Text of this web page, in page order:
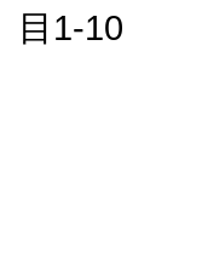
目1-10